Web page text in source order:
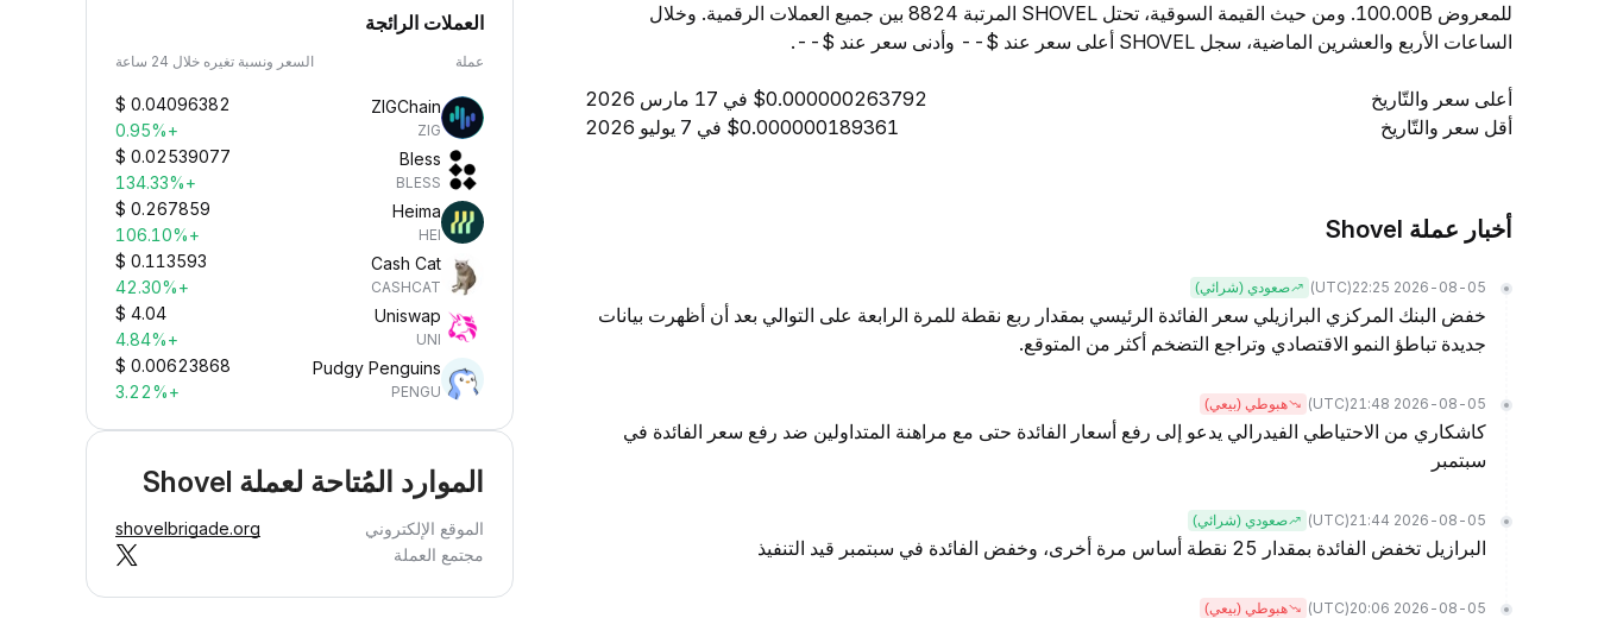
للمعروض 100.00B. ومن حيث القيمة السوقية، تحتل SHOVEL المرتبة 8824 بين جميع العملات الرقمية. وخلال
الساعات الأربع والعشرين الماضية، سجل SHOVEL أعلى سعر عند $-- وأدنى سعر عند $--.
أعلى سعر والتّاريخ
$0.000000263792 في 17 مارس 2026
أقل سعر والتّاريخ
$0.000000189361 في 7 يوليو 2026
أخبار عملة Shovel
2026-08-05 22:25
(UTC) صعودي (شرائي)
خفض البنك المركزي البرازيلي سعر الفائدة الرئيسي بمقدار ربع نقطة للمرة الرابعة على التوالي بعد أن أظهرت بيانات
جديدة تباطؤ النمو الاقتصادي وتراجع التضخم أكثر من المتوقع.
2026-08-05 21:48
(UTC) هبوطي (بيعي)
كاشكاري من الاحتياطي الفيدرالي يدعو إلى رفع أسعار الفائدة حتى مع مراهنة المتداولين ضد رفع سعر الفائدة في
سبتمبر
2026-08-05 21:44
(UTC) صعودي (شرائي)
البرازيل تخفض الفائدة بمقدار 25 نقطة أساس مرة أخرى، وخفض الفائدة في سبتمبر قيد التنفيذ
2026-08-05 20:06
(UTC) هبوطي (بيعي)
العملات الرائجة
عملة السعر ونسبة تغيره خلال 24 ساعة
ZIGChain
ZIG
$ 0.04096382
+0.95%
Bless
BLESS
$ 0.02539077
+134.33%
Heima
HEI
$ 0.267859
+106.10%
Cash Cat
CASHCAT
$ 0.113593
+42.30%
Uniswap
UNI
$ 4.04
+4.84%
Pudgy Penguins
PENGU
$ 0.00623868
+3.22%
الموارد المُتاحة لعملة Shovel
الموقع الإلكتروني
shovelbrigade.org
مجتمع العملة